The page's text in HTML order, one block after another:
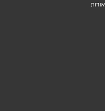
אודות